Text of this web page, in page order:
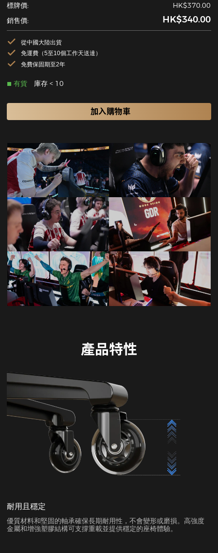
標牌價:
HK$370.00
銷售價:
HK$340.00
從中國大陸出貨
免運費（5至10個工作天送達）
免費保固期至2年
有貨 庫存 < 10
加入購物車
產品特性
耐用且穩定
優質材料和堅固的軸承確保長期耐用性，不會變形或磨損。高強度
金屬和增強塑膠結構可支撐重載並提供穩定的座椅體驗。